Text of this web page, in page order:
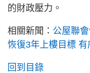
的財政壓力。
相關新聞： 公屋聯
恢復3年上樓目標
回到目錄